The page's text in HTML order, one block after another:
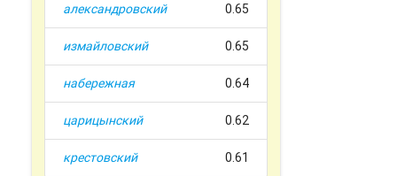
александровский 0.65
измайловский 0.65
набережная 0.64
царицынский 0.62
крестовский 0.61